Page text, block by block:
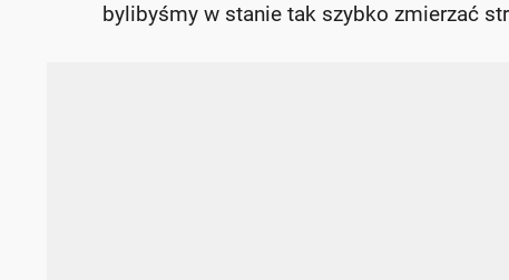
bylibyśmy w stanie tak szybko zmierzać